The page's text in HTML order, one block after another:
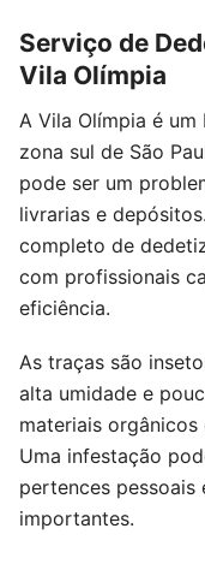
Serviço de
Vila Olímpia
A Vila Olímpia é
zona sul de São
pode ser um
livrarias e
completo de
com profissionais
eficiência.
As traças são
alta umidade e
materiais
Uma infestação
pertences pessoais
importantes.